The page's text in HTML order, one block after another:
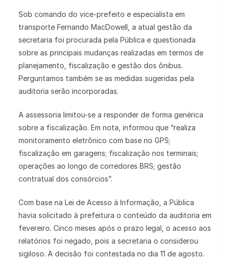
Sob comando do vice-prefeito e especialista em
transporte Fernando MacDowell, a atual gestão da
secretaria foi procurada pela Pública e questionada
sobre as principais mudanças realizadas em termos de
planejamento, fiscalização e gestão dos ônibus.
Perguntamos também se as medidas sugeridas pela
auditoria serão incorporadas.
A assessoria limitou-se a responder de forma genérica
sobre a fiscalização. Em nota, informou que “realiza
monitoramento eletrônico com base no GPS;
fiscalização em garagens; fiscalização nos terminais;
operações ao longo de corredores BRS; gestão
contratual dos consórcios”.
Com base na Lei de Acesso à Informação, a Pública
havia solicitado à prefeitura o conteúdo da auditoria em
fevereiro. Cinco meses após o prazo legal, o acesso aos
relatórios foi negado, pois a secretaria o considerou
sigiloso. A decisão foi contestada no dia 11 de agosto.